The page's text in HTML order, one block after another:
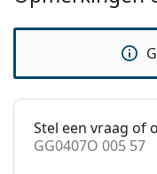
pads:
scharnier:
accessoires
Stel een vraag of
GG0407O 005 57